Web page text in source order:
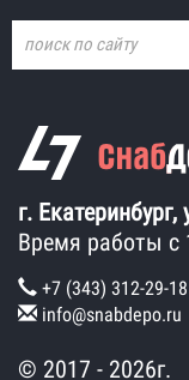
г.
Время работы с
+7 (343) 312-29-18
info@snabdepo.ru
© 2017 - 2026г.